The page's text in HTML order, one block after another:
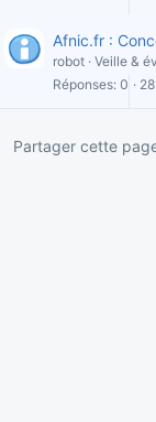
Afnic.fr :
robot Veille &
Réponses 0
Partager cette